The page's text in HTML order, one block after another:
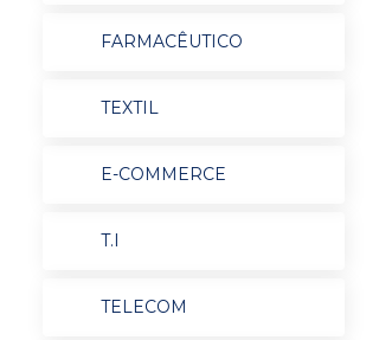
FARMACÊUTICO
TEXTIL
E-COMMERCE
T.I
TELECOM